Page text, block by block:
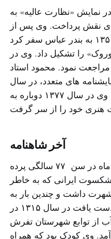
وی همچنین در سال ۱۳۴۸ در نمایش «نظارت عالیه» به
نقش پرداخت. وی پس از
انحلال آتلیه تئاتر، در سال ۱۳۵۰ به بندر عباس سفر کرد
را تشکیل داد. وی در
تهران مراجعت نمود. محمود استاد
های متعدد، در سال
۱۳۶۴ به کانادا مهاجرت کرد. وی در سال ۱۳۷۷ دوباره به
آخر شاهنامه
ولی الله ترابی ۱۲ مرداد ماه در سن ۷۷ سالگی پرده
ایرانی که به خاطر
داشت و چندین بار به
مقام اول نقالی در ایران دست یافت در سال ۱۳۱۵ در
از توابع شهرستان تفرش
وی کودک بود که همراه